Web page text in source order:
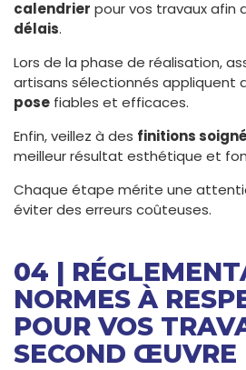
calendrier pour vos travaux afin
délais.
Lors de la phase de réalisation,
artisans sélectionnés appliquent
pose fiables et efficaces.
Enfin, veillez à des finitions
meilleur résultat esthétique et
Chaque étape mérite une
éviter des erreurs coûteuses.
04 |
NORMES À
POUR VOS
SECOND ŒUVRE